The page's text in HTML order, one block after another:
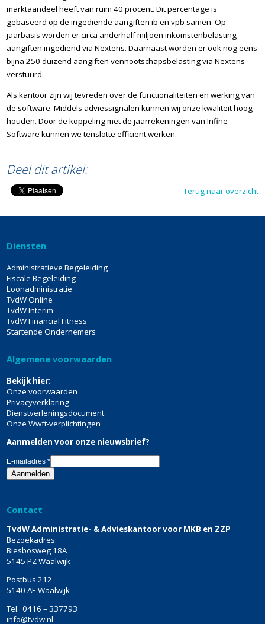
marktaandeel heeft van ruim 40 procent. Dit percentage is
gebaseerd op de ingediende aangiften ib en vpb samen. Op
jaarbasis worden er circa anderhalf miljoen inkomstenbelasting-
aangiften ingediend via Nextens. Daarnaast worden er ook nog eens
bijna 250 duizend aangiften vennootschapsbelasting via Nextens
verstuurd.
Als kantoor zijn wij tevreden over de functionaliteiten en werking van
de software. Middels adviessignalen kunnen wij onze kwaliteit hoog
houden. Door de koppeling met de jaarrekeningen van Infine
Software kunnen we tenslotte efficiënt werken.
Deel dit artikel:
Terug naar overzicht
Diensten
Administratieve Begeleiding
Fiscale Begeleiding
Loonadministratie
TvdW Online
TvdW Interim
TvdW Financial Fitness
Startende Ondernemers
Algemene voorwaarden
Bekijk hier:
Onze voorwaarden
Privacyverklaring
Dienstverleningsdocument
Onze Wwft-verplichtingen
Aanmelden voor onze nieuwsbrief?
E-mailadres*
Contact
TvdW Administratie- & Advieskantoor voor MKB en ZZP
Bezoekadres:
Biesbosweg 18A
5145 PZ Waalwijk
Postbus 212
5140 AE Waalwijk
Tel. 0416 – 337793
info@tvdw.nl